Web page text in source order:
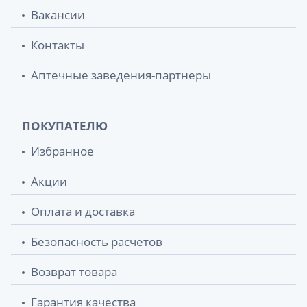
Avent scf080/01 пустышка i love 0-6мес
мальчик №2
414.50 грн.
Avent scf 080/02 пустышка i love 0-6мес
девочка №2
Avent scy100/01 бутылочка anti-colics
125мл
Avent (Авент) 030/17 бутылочка
naturals125мл
433.60 грн.
Avent (Авент) 254/61 вкладыши в
бюстгальтер однораз №60
Avent scf 085/59 пустышка u/air с дек 0-
6мес №2
436.30 грн.
Avent scf 085/58 пустышка u/air с дек 0-
Вакансии
Контакты
Аптечные заведения-партнеры
ПОКУПАТЕЛЮ
Избранное
Акции
Оплата и доставка
Безопасность расчетов
Возврат товара
Гарантия качества